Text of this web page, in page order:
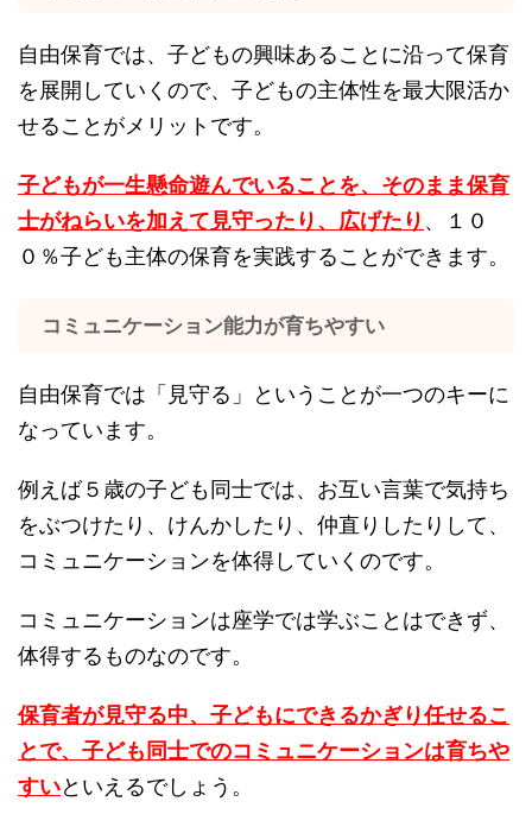
自由保育では、子どもの興味あることに沿って保育
を展開していくので、子どもの主体性を最大限活か
せることがメリットです。
子どもが一生懸命遊んでいることを、そのまま保育
士がねらいを加えて見守ったり、広げたり 、１０
０％子ども主体の保育を実践することができます。
コミュニケーション能力が育ちやすい
自由保育では「見守る」ということが一つのキーに
なっています。
例えば５歳の子ども同士では、お互い言葉で気持ち
をぶつけたり、けんかしたり、仲直りしたりして、
コミュニケーションを体得していくのです。
コミュニケーションは座学では学ぶことはできず、
体得するものなのです。
保育者が見守る中、子どもにできるかぎり任せるこ
とで、子ども同士でのコミュニケーションは育ちや
すいといえるでしょう。